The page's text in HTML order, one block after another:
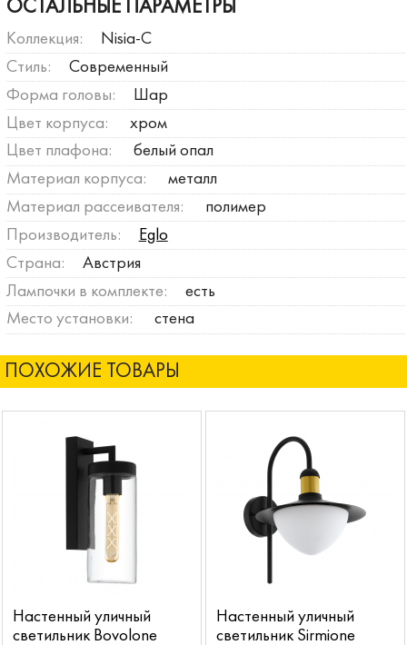
ОСТАЛЬНЫЕ ПАРАМЕТРЫ
Коллекция:
Nisia-C
Стиль:
Современный
Форма головы:
Шар
Цвет корпуса:
хром
Цвет плафона:
белый опал
Материал корпуса:
металл
Материал рассеивателя:
полимер
Производитель:
Eglo
Страна:
Австрия
Лампочки в комплекте:
есть
Место установки:
стена
ПОХОЖИЕ ТОВАРЫ
Настенный уличный
светильник Bovolone
Настенный уличный
светильник Sirmione